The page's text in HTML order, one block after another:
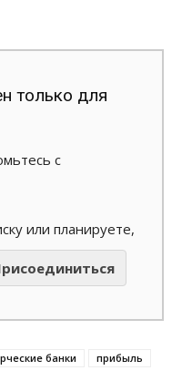
только для
с
или планируете,
банки
прибыль